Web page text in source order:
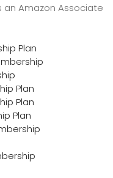
an Amazon Associate
Plan
Plan
Plan
Plan